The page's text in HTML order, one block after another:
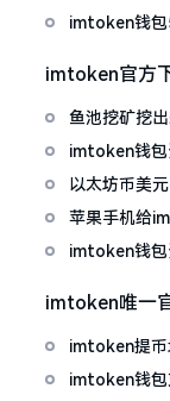
imtoken钱包
imtoken官方
鱼池挖矿挖
imtoken钱包
以太坊币美
免追涨杀跌被
苹果手机给
imtoken钱包
imtoken唯一
imtoken提币
imtoken钱包